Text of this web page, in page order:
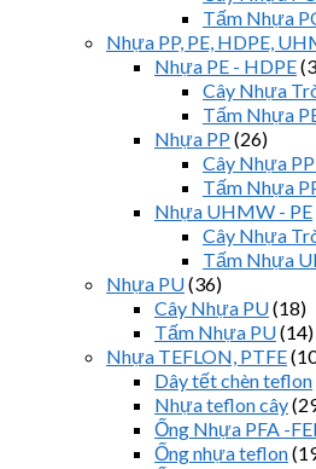
Tấm Nhựa
Nhựa PP, PE, HDPE,
Nhựa PE - HDPE
Cây Nhựa
Tấm Nhựa
Nhựa PP (26)
Cây Nhựa
Tấm Nhựa
Nhựa UHMW - PE
Cây Nhựa
Tấm Nhựa
Nhựa PU(36)
Cây Nhựa PU(18)
Tấm Nhựa PU(14)
Nhựa TEFLON, PTFE
Dây tết chèn teflon
Nhựa teflon cây
Ống Nhựa PFA -
Ống nhựa teflon